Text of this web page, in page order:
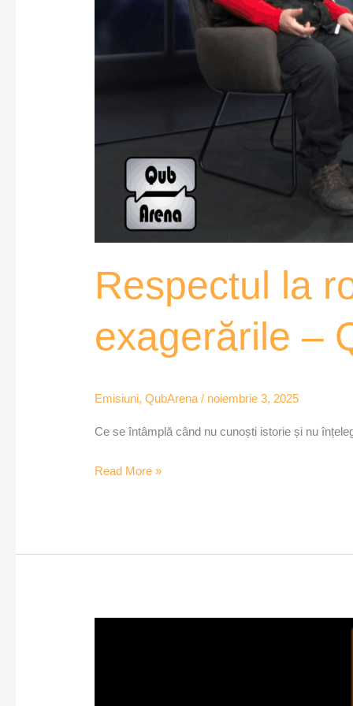
Respectul la
exagerările –
Emisiuni,QubArena / noiembrie 3, 2025
Ce se întâmplă când nu cunoști istorie și nu
Read More »